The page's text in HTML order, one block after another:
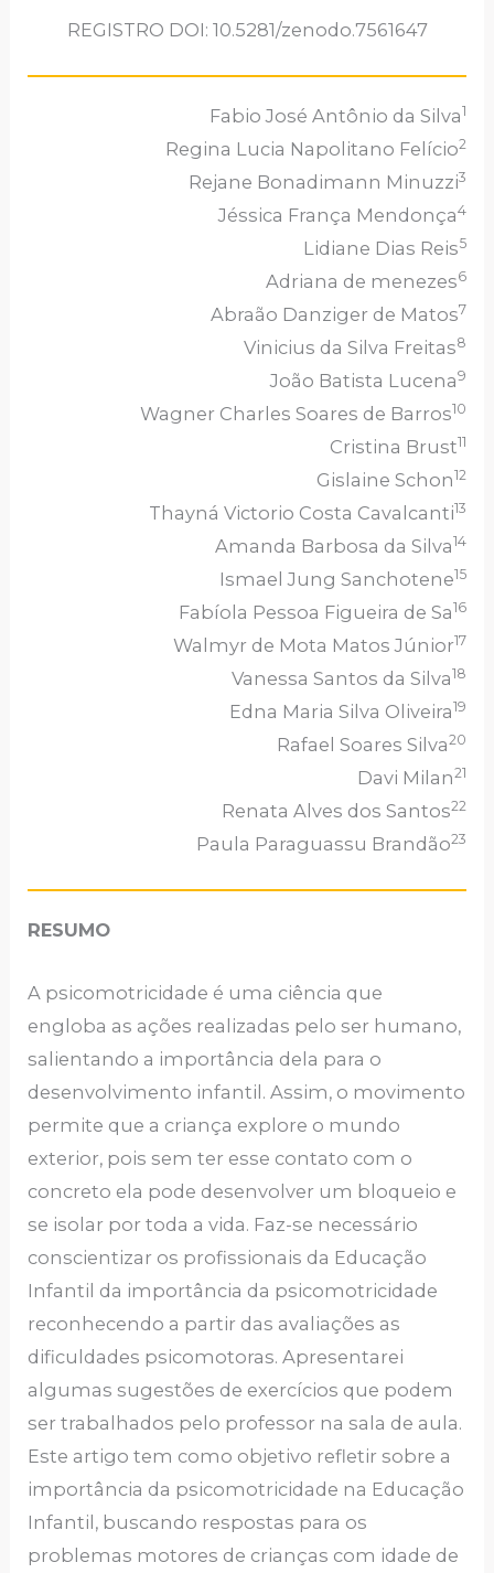
REGISTRO DOI: 10.5281/zenodo.7561647
Fabio José Antônio da Silva1
Regina Lucia Napolitano Felício2
Rejane Bonadimann Minuzzi3
Jéssica França Mendonça4
Lidiane Dias Reis5
Adriana de menezes6
Abraão Danziger de Matos7
Vinicius da Silva Freitas8
João Batista Lucena9
Wagner Charles Soares de Barros10
Cristina Brust11
Gislaine Schon12
Thayná Victorio Costa Cavalcanti13
Amanda Barbosa da Silva14
Ismael Jung Sanchotene15
Fabíola Pessoa Figueira de Sa16
Walmyr de Mota Matos Júnior17
Vanessa Santos da Silva18
Edna Maria Silva Oliveira19
Rafael Soares Silva20
Davi Milan21
Renata Alves dos Santos22
Paula Paraguassu Brandão23
RESUMO
A psicomotricidade é uma ciência que
engloba as ações realizadas pelo ser humano,
salientando a importância dela para o
desenvolvimento infantil. Assim, o movimento
permite que a criança explore o mundo
exterior, pois sem ter esse contato com o
concreto ela pode desenvolver um bloqueio e
se isolar por toda a vida. Faz-se necessário
conscientizar os profissionais da Educação
Infantil da importância da psicomotricidade
reconhecendo a partir das avaliações as
dificuldades psicomotoras. Apresentarei
algumas sugestões de exercícios que podem
ser trabalhados pelo professor na sala de aula.
Este artigo tem como objetivo refletir sobre a
importância da psicomotricidade na Educação
Infantil, buscando respostas para os
problemas motores de crianças com idade de